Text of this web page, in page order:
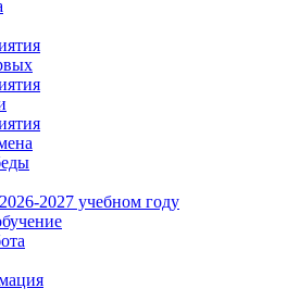
2027 учебном году